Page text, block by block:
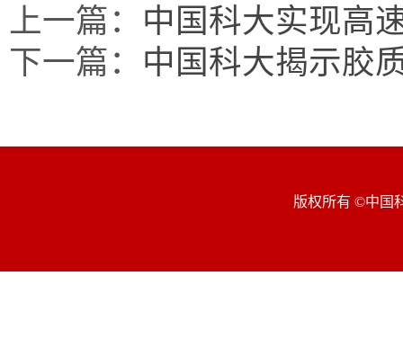
上一篇： 中国科大实现高
下一篇： 中国科大揭示胶
版权所有 ©中国